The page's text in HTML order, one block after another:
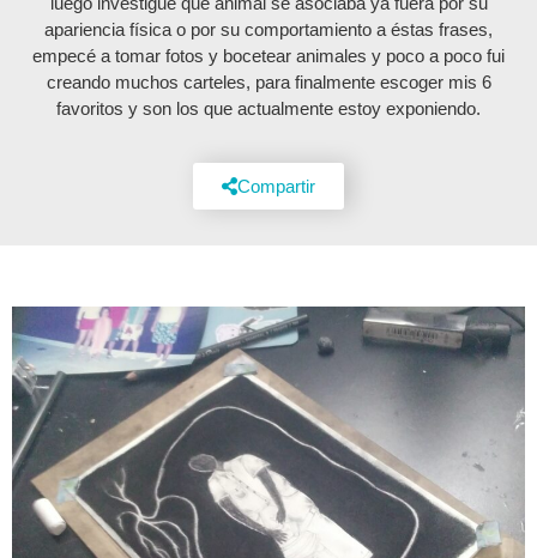
apariencia física o por su comportamiento a éstas frases,
empecé a tomar fotos y bocetear animales y poco a poco fui
creando muchos carteles, para finalmente escoger mis 6
favoritos y son los que actualmente estoy exponiendo.
Compartir